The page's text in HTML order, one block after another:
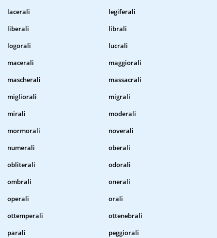
lacerali
legiferali
liberali
librali
logorali
lucrali
macerali
maggiorali
mascherali
massacrali
migliorali
migrali
mirali
moderali
mormorali
noverali
numerali
oberali
obliterali
odorali
ombrali
onerali
operali
orali
ottemperali
ottenebrali
parali
peggiorali